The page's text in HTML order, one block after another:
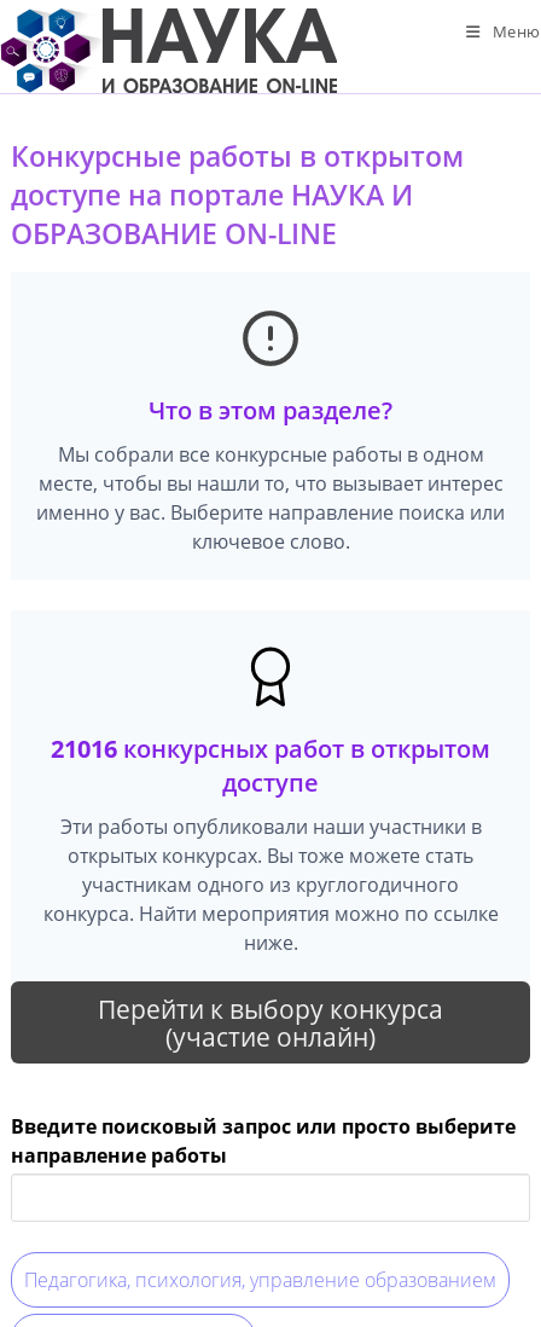
Перейти
к
содержимому
Меню
Конкурсные работы в открытом
доступе на портале НАУКА И
ОБРАЗОВАНИЕ ON-LINE
Что в этом разделе?
Мы собрали все конкурсные работы в одном
месте, чтобы вы нашли то, что вызывает интерес
именно у вас. Выберите направление поиска или
ключевое слово.
21016 конкурсных работ в открытом
доступе
Эти работы опубликовали наши участники в
открытых конкурсах. Вы тоже можете стать
участникам одного из круглогодичного
конкурса. Найти мероприятия можно по ссылке
ниже.
Перейти к выбору конкурса
(участие онлайн)
Введите поисковый запрос или просто выберите
направление работы
Педагогика, психология, управление образованием